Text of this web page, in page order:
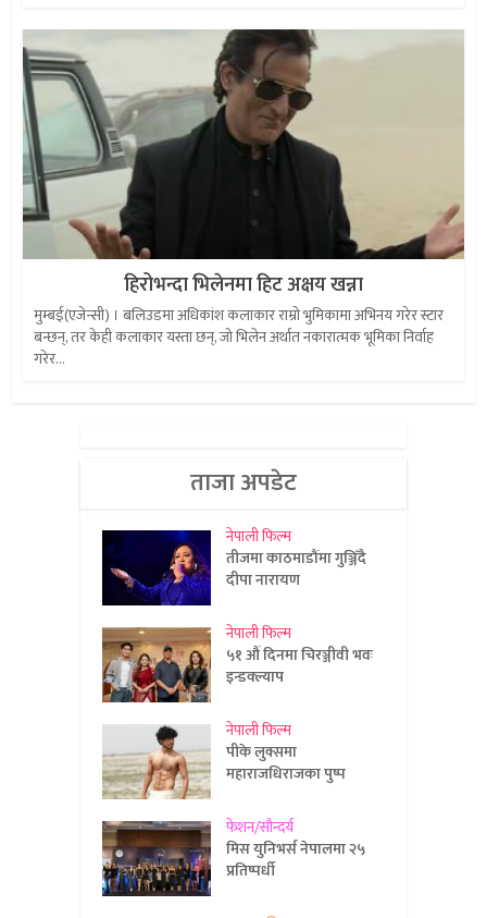
हिरोभन्दा भिलेनमा हिट अक्षय खन्ना
मुम्बई(एजेन्सी) । बलिउडमा अधिकांश कलाकार राम्रो भुमिकामा अभिनय गरेर स्टार
बन्छन्, तर केही कलाकार यस्ता छन्, जो भिलेन अर्थात नकारात्मक भूमिका निर्वाह
गरेर...
ताजा अपडेट
नेपाली फिल्म
तीजमा काठमाडौंमा गुञ्जिँदै
दीपा नारायण
नेपाली फिल्म
५१ औं दिनमा चिरञ्जीवी भवः
इन्डक्ल्याप
नेपाली फिल्म
पीके लुक्समा
महाराजधिराजका पुष्प
फेशन/सौन्दर्य
मिस युनिभर्स नेपालमा २५
प्रतिष्पर्धी